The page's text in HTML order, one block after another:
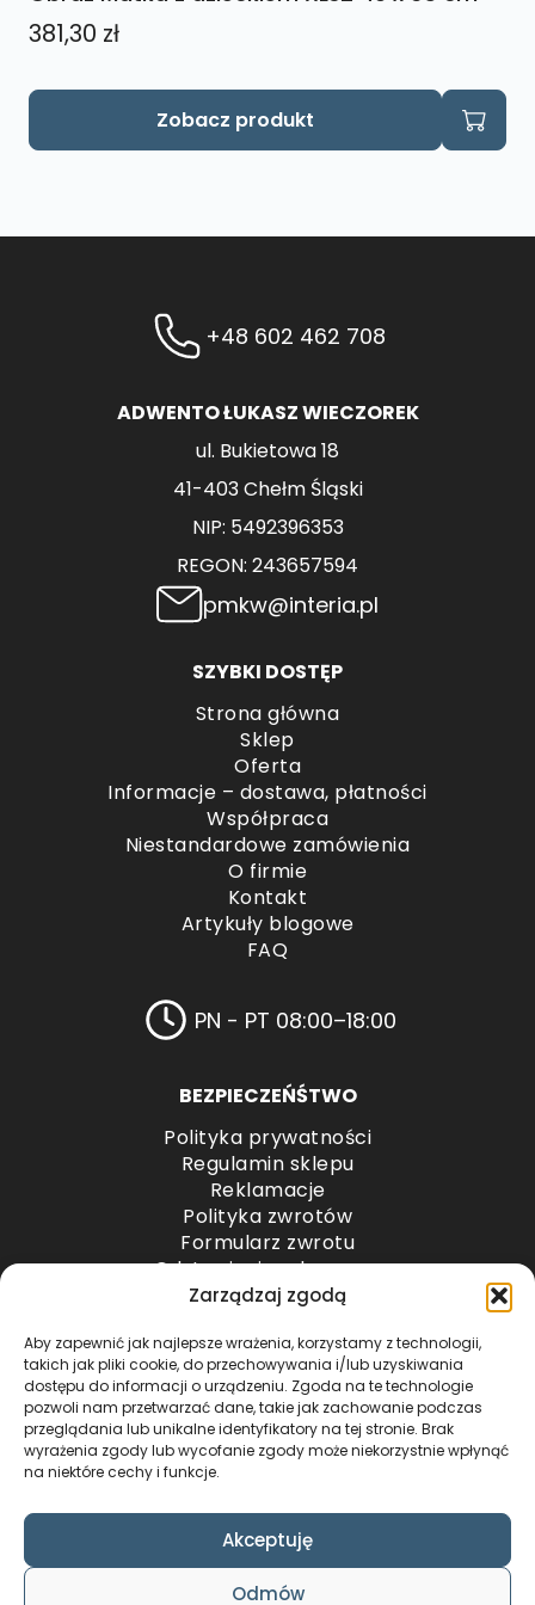
Zarządzaj zgodą
Aby zapewnić jak najlepsze wrażenia, korzystamy z technologii,
takich jak pliki cookie, do przechowywania i/lub uzyskiwania
dostępu do informacji o urządzeniu. Zgoda na te technologie
pozwoli nam przetwarzać dane, takie jak zachowanie podczas
przeglądania lub unikalne identyfikatory na tej stronie. Brak
wyrażenia zgody lub wycofanie zgody może niekorzystnie wpłynąć
na niektóre cechy i funkcje.
Akceptuję
Odmów
381,30 zł
Zobacz produkt
+48 602 462 708
ADWENTO ŁUKASZ WIECZOREK
ul. Bukietowa 18
41-403 Chełm Śląski
NIP: 5492396353
REGON: 243657594
pmkw@interia.pl
SZYBKI DOSTĘP
Strona główna
Sklep
Oferta
Informacje – dostawa, płatności
Współpraca
Niestandardowe zamówienia
O firmie
Kontakt
Artykuły blogowe
FAQ
PN - PT 08:00–18:00
BEZPIECZEŃŚTWO
Polityka prywatności
Regulamin sklepu
Reklamacje
Polityka zwrotów
Formularz zwrotu
Odstąpienie od umowy
Odstąpienie od umowy – przesyłki paletowe
METODY PŁATNOŚCI
COPYRIGHT © 2024 by ADWENTO ŁUKASZ
WIECZOREK / ALL RIGHTS RESERVED